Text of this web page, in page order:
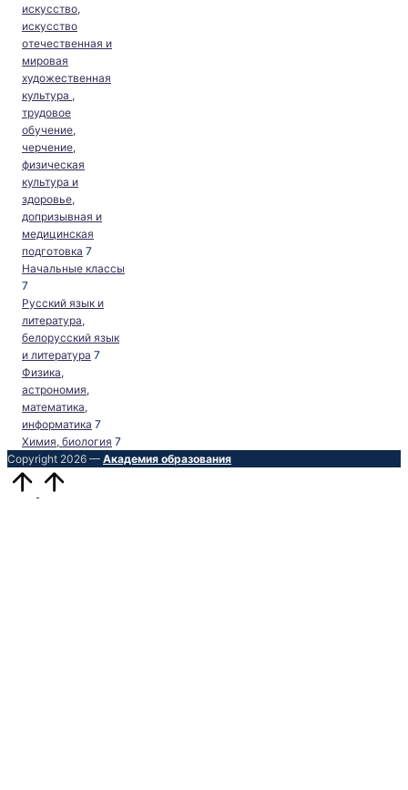
искусство,
искусство
отечественная и
мировая
художественная
культура ,
трудовое
обучение,
черчение,
физическая
культура и
здоровье,
допризывная и
медицинская
подготовка 7
Начальные классы
7
Русский язык и
литература,
белорусский язык
и литература 7
Физика,
астрономия,
математика,
информатика 7
Химия, биология 7
Copyright 2026 — Академия образования